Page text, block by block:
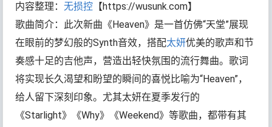
内容整理：无损控 【https://wusunk.com】
歌曲简介：此次新曲《Heaven》是一首仿佛“天堂”展现
在眼前的梦幻般的Synth音效，搭配太妍优美的歌声和节
奏感十足的吉他声，营造出轻快氛围的流行舞曲。歌词
将实现长久渴望和盼望的瞬间的喜悦比喻为“Heaven”，
给人留下深刻印象。尤其太妍在夏季发行的
《Starlight》《Why》《Weekend》等歌曲，都带有其